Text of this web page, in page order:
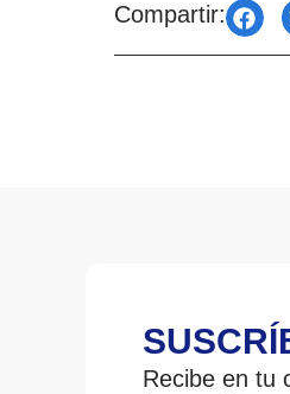
Compartir:
Recibe en tu